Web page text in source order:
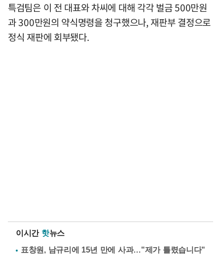
특검팀은 이 전 대표와 차씨에 대해 각각 벌금 500만원
과 300만원의 약식명령을 청구했으나, 재판부 결정으로
정식 재판에 회부됐다.
이시간 핫뉴스
표창원, 남규리에 15년 만에 사과…"제가 틀렸습니다"